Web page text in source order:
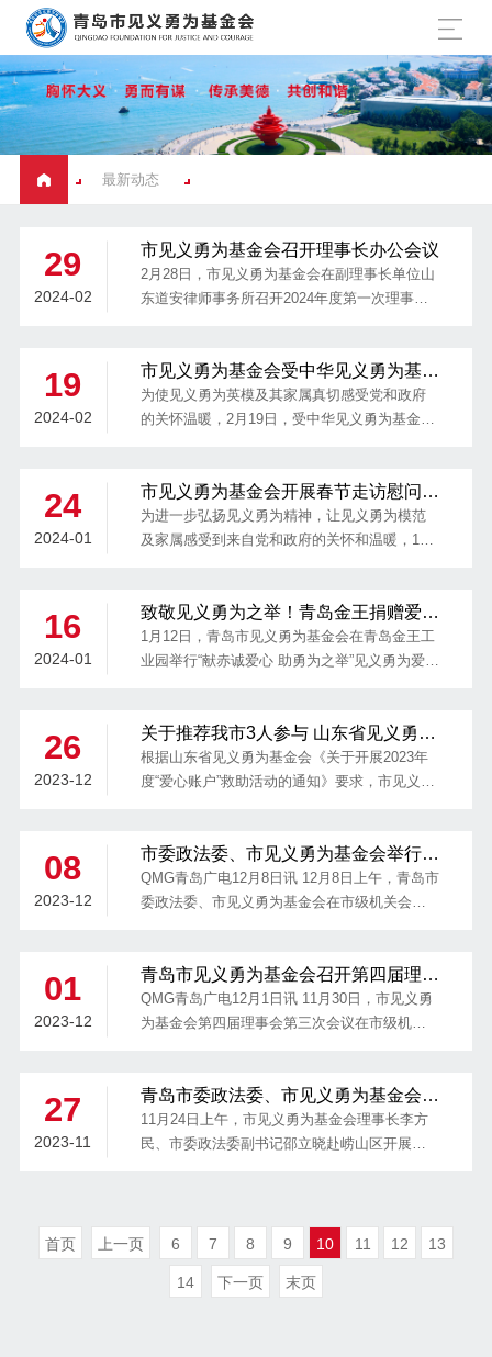
最新动态
29
2024-02
市见义勇为基金会召开理事长办公会议
2月28日，市见义勇为基金会在副理事长单位山
东道安律师事务所召开2024年度第一次理事长
理事长兼秘书长姚建波、副理事长魏建坤参加
会议。
19
2024-02
市见义勇为基金会受中华见义勇为基金
会委托走访慰问翟元敏
为使见义勇为英模及其家属真切感受党和政府
的关怀温暖，2月19日，受中华见义勇为基金会
年第四季度全国“见义勇为勇士”翟元敏，送上慰
问金和慰问品。
24
2024-01
市见义勇为基金会开展春节走访慰问活
动
为进一步弘扬见义勇为精神，让见义勇为模范
及家属感受到来自党和政府的关怀和温暖，1月
别带队，赴区市走访慰问见义勇为生活困难人
员及家庭。
16
2024-01
致敬见义勇为之举！青岛金王捐赠爱心
善款100万元
1月12日，青岛市见义勇为基金会在青岛金王工
业园举行“献赤诚爱心 助勇为之举”见义勇为爱心
金会为青岛金王颁发了“青岛市见义勇为工作杰
出贡献单位”奖牌和捐赠证书。
26
2023-12
关于推荐我市3人参与 山东省见义勇
为“爱心账户”救助活动的公示
根据山东省见义勇为基金会《关于开展2023年
度“爱心账户”救助活动的通知》要求，市见义勇
志东3人参与省见义勇为“爱心账户”救助活动。
现将翟澎、翟元敏、闫志东3人基本情况予以公
示，接受群众监督。
08
2023-12
市委政法委、市见义勇为基金会举行全
市第二十九批见义勇为模范（群体）表
彰活动
QMG青岛广电12月8日讯 12月8日上午，青岛市
委政法委、市见义勇为基金会在市级机关会议
九批见义勇为模范（群体）的决定》，向李士
存等6名见义勇为模范个人和吴子涵、张元帅等
7个见义勇为群体15人颁发了荣誉证书。市见义
基金会部分理事、各区市见义勇为工作负责同
志参加会议。
01
2023-12
青岛市见义勇为基金会召开第四届理事
会第三次会议
QMG青岛广电12月1日讯 11月30日，市见义勇
为基金会第四届理事会第三次会议在市级机关
级法官姚建波同志为基金会理事，并选举为基
金会副理事长兼秘书长，修订完善了《青岛市
见义勇为表彰奖励和救助抚恤暂行办法》、研
会议。
27
2023-11
青岛市委政法委、市见义勇为基金会赴
崂山区开展见义勇为主题调研
11月24日上午，市见义勇为基金会理事长李方
民、市委政法委副书记邵立晓赴崂山区开展见
首页 上一页 6 7 8 9 10 11 12 13
14 下一页 末页